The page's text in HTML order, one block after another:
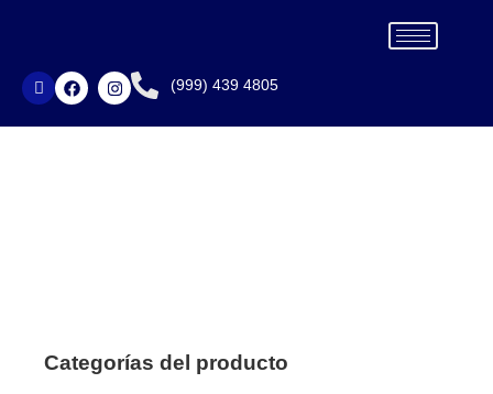
(999) 439 4805
Categorías del producto